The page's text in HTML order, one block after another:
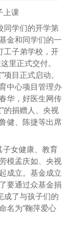
上课
学们的开学第
金和同学们的一
工子弟学校，开
里正式交付。
目正式启动。
中心项目管理办
华，好医生网传
的捐赠人、央视
健、陈捷等出席
女健康、教育
模孟庆如、央视
成立。基金成立
要通过众基金捐
成了与孩子们的
名为“鞠萍爱心